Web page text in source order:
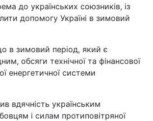
до українських союзників, із
допомогу Україні в зимовий
в зимовий період, який є
обсяги технічної та фінансової
енергетичної системи
вдячність українським
і силам протиповітряної